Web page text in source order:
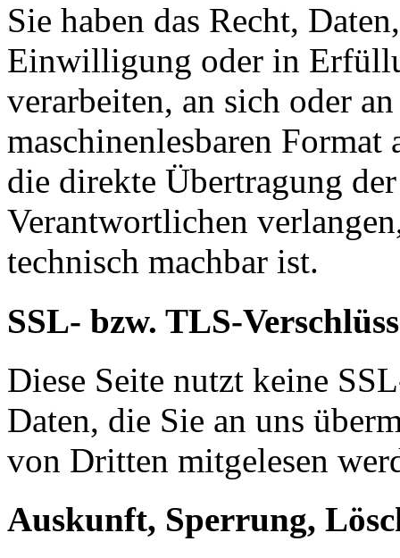
Sie haben das Recht,
Einwilligung oder in
verarbeiten, an sich oder
maschinenlesbaren Format
die direkte Übertragung
Verantwortlichen
technisch machbar ist.
SSL- bzw. TLS-
Diese Seite nutzt keine
Daten, die Sie an uns
von Dritten mitgelesen
Auskunft, Sperrung,